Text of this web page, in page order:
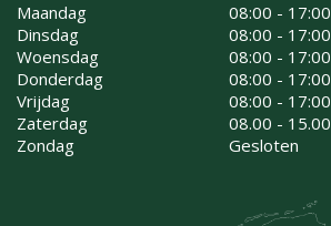
Maandag
08:00 - 17:00
Dinsdag
08:00 - 17:00
Woensdag
08:00 - 17:00
Donderdag
08:00 - 17:00
Vrijdag
08:00 - 17:00
Zaterdag
08.00 - 15.00
Zondag
Gesloten